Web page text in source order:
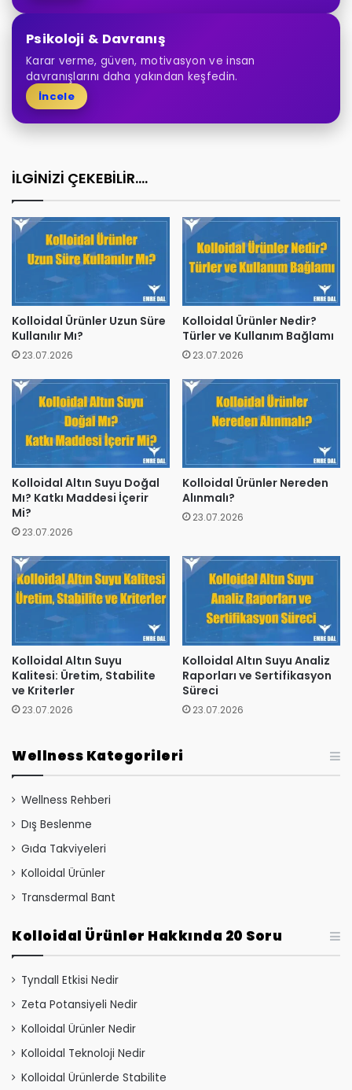
Psikoloji & Davranış
Karar verme, güven, motivasyon ve insan
davranışlarını daha yakından keşfedin.
İncele
İLGİNİZİ ÇEKEBİLİR....
Kolloidal Ürünler Uzun Süre
Kullanılır Mı?
23.07.2026
Kolloidal Ürünler Nedir?
Türler ve Kullanım Bağlamı
23.07.2026
Kolloidal Altın Suyu Doğal
Mı? Katkı Maddesi İçerir
Mi?
23.07.2026
Kolloidal Ürünler Nereden
Alınmalı?
23.07.2026
Kolloidal Altın Suyu
Kalitesi: Üretim, Stabilite
ve Kriterler
23.07.2026
Kolloidal Altın Suyu Analiz
Raporları ve Sertifikasyon
Süreci
23.07.2026
Wellness Kategorileri
Wellness Rehberi
Dış Beslenme
Gıda Takviyeleri
Kolloidal Ürünler
Transdermal Bant
Kolloidal Ürünler Hakkında 20 Soru
Tyndall Etkisi Nedir
Zeta Potansiyeli Nedir
Kolloidal Ürünler Nedir
Kolloidal Teknoloji Nedir
Kolloidal Ürünlerde Stabilite